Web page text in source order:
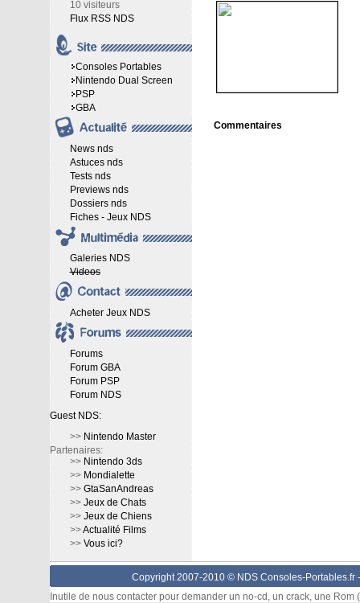
10 visiteurs
Flux RSS NDS
Consoles Portables
Nintendo Dual Screen
PSP
GBA
News nds
Astuces nds
Tests nds
Previews nds
Dossiers nds
Fiches - Jeux NDS
Galeries NDS
Videos
Acheter Jeux NDS
Forums
Forum GBA
Forum PSP
Forum NDS
Guest NDS:
>> Nintendo Master
Partenaires:
>> Nintendo 3ds
>> Mondialette
>> GtaSanAndreas
>> Jeux de Chats
>> Jeux de Chiens
>>Actualité Films
>> Vous ici?
Commentaires
Copyright 2007-2010 © NDS Consoles-Portables.fr
Inutile de nous contacter pour demander un no-cd, un crack, une